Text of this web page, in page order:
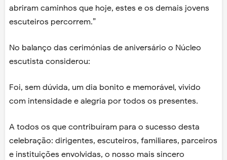
abriram caminhos que hoje, estes e os demais jovens
escuteiros percorrem.”
No balanço das cerimónias de aniversário o Núcleo
escutista considerou:
Foi, sem dúvida, um dia bonito e memorável, vivido
com intensidade e alegria por todos os presentes.
A todos os que contribuíram para o sucesso desta
celebração: dirigentes, escuteiros, familiares, parceiros
e instituições envolvidas, o nosso mais sincero